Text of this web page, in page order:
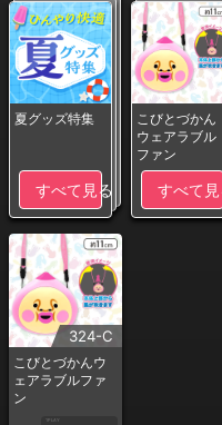
夏グッズ特集
すべて見る
こびとづかん
ウェアラブル
ファン
すべて見
324-C
こびとづかんウ
ェアラブルファ
ン
1PLAY